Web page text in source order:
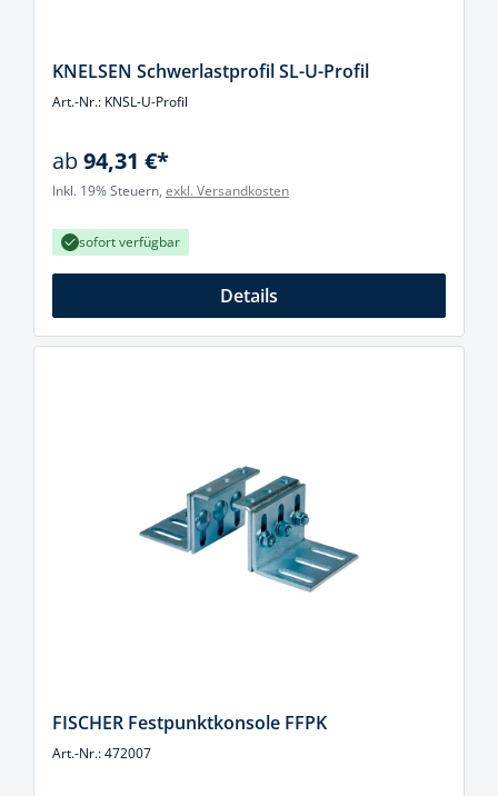
KNELSEN Schwerlastprofil SL-U-Profil
Art.-Nr.: KNSL-U-Profil
ab94,31 €*
Inkl. 19% Steuern, exkl. Versandkosten
sofort verfügbar
Details
FISCHER Festpunktkonsole FFPK
Art.-Nr.: 472007